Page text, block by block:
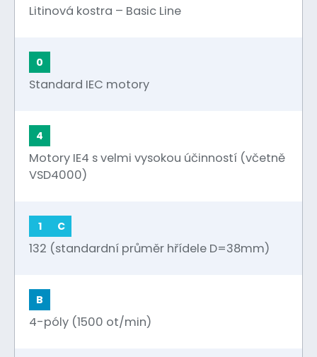
Litinová kostra – Basic Line
0
Standard IEC motory
4
Motory IE4 s velmi vysokou účinností (včetně
VSD4000)
1 C
132 (standardní průměr hřídele D=38mm)
B
4-póly (1500 ot/min)